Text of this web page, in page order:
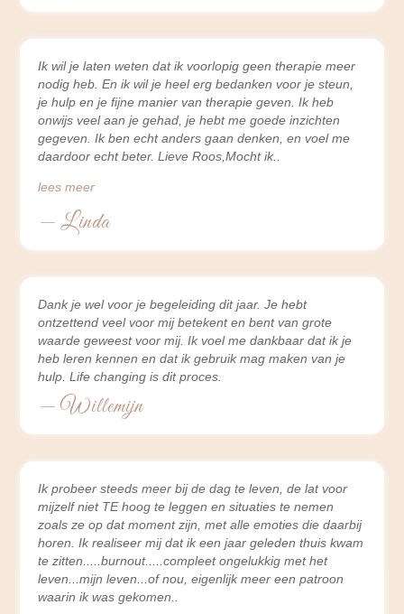
Ik wil je laten weten dat ik voorlopig geen therapie meer
nodig heb. En ik wil je heel erg bedanken voor je steun,
je hulp en je fijne manier van therapie geven. Ik heb
onwijs veel aan je gehad, je hebt me goede inzichten
gegeven. Ik ben echt anders gaan denken, en voel me
daardoor echt beter. Lieve Roos,Mocht ik
lees meer
— Linda
Dank je wel voor je begeleiding dit jaar. Je hebt
ontzettend veel voor mij betekent en bent van grote
waarde geweest voor mij. Ik voel me dankbaar dat ik je
heb leren kennen en dat ik gebruik mag maken van je
hulp. Life changing is dit proces.
— Willemijn
Ik probeer steeds meer bij de dag te leven, de lat voor
mijzelf niet TE hoog te leggen en situaties te nemen
zoals ze op dat moment zijn, met alle emoties die daarbij
horen. Ik realiseer mij dat ik een jaar geleden thuis kwam
te zitten.....burnout.....compleet ongelukkig met het
leven...mijn leven...of nou, eigenlijk meer een patroon
waarin ik was gekomen